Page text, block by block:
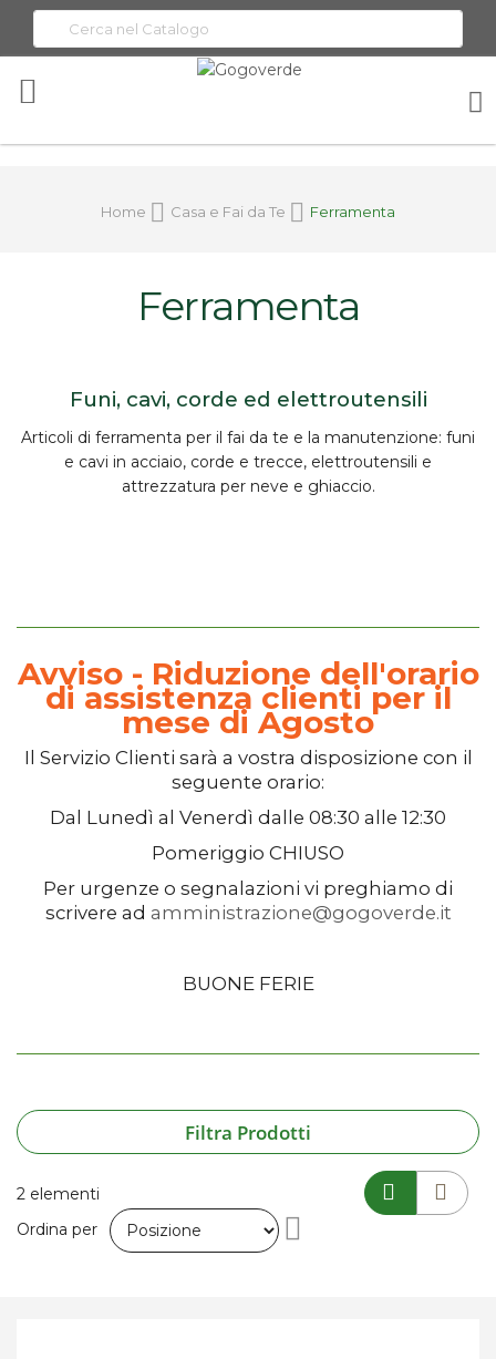
Home Casa e Fai da Te Ferramenta
Ferramenta
Funi, cavi, corde ed elettroutensili
Articoli di ferramenta per il fai da te e la manutenzione: funi
e cavi in acciaio, corde e trecce, elettroutensili e
attrezzatura per neve e ghiaccio.
Avviso - Riduzione dell'orario
di assistenza clienti per il
mese di Agosto
Il Servizio Clienti sarà a vostra disposizione con il
seguente orario:
Dal Lunedì al Venerdì dalle 08:30 alle 12:30
Pomeriggio CHIUSO
Per urgenze o segnalazioni vi preghiamo di
scrivere ad amministrazione@gogoverde.it
BUONE FERIE
Filtra Prodotti
2 elementi
Ordina per